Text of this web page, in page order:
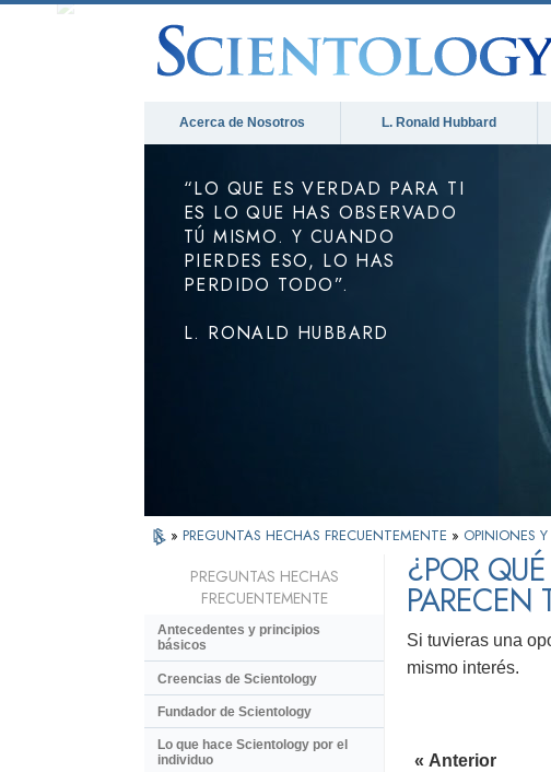
Acerca de Nosotros L. Ronald Hubbard
“LO QUE ES VERDAD PARA TI
ES LO QUE HAS OBSERVADO
TÚ MISMO. Y CUANDO
PIERDES ESO, LO HAS
PERDIDO TODO”.
L. RONALD HUBBARD
» PREGUNTAS HECHAS FRECUENTEMENTE » OPINIONES
¿POR
Si tuvieras una
mismo interés.
« Anterior
PREGUNTAS HECHAS
FRECUENTEMENTE
Antecedentes y principios
básicos
Creencias de Scientology
Fundador de Scientology
Lo que hace Scientology por el
individuo